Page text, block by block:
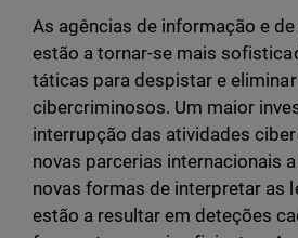
As agências de informação e
estão a tornar-se mais
táticas para despistar e
cibercriminosos. Um maior
interrupção das atividades
novas parcerias internacionais
novas formas de interpretar as
estão a resultar em deteções